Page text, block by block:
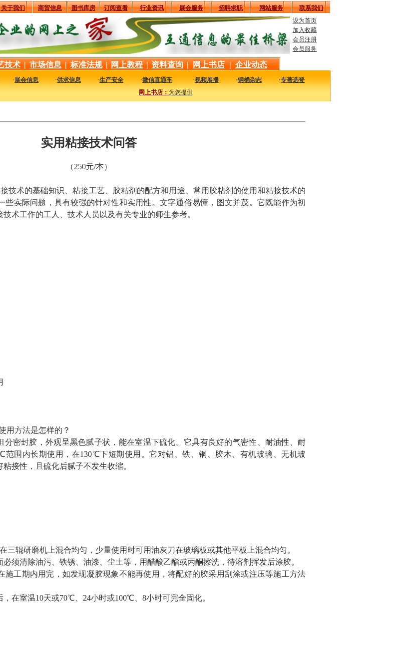
关于我们 商贸信息 图书库房 订阅查看 行业资讯 展会服务 招聘求职 网站服务
联系我们
设为首页
加入收藏
会员注册
会员服务
技术 | 市场信息 | 标准法规 | 网上教程 | 资料查询 | 网上书店 | 企业动态
·展会信息 ·供求信息 ·生产安全 ·微信直通车 ·视频展播 ·钢桶杂志 ·专著选登
网上书店：为您提供最新最实用的图书，包括本站编著的图书及国内各组织内部发行的重要图书，以及行
实用粘接技术问答
（250元/本）
技术的基础知识、粘接工艺、胶粘剂的配方和用途、常用胶粘剂的使用和粘接技术的
些实际问题，具有较强的针对性和实用性。文字通俗易懂，图文并茂。它既能作为初
术工作的工人、技术人员以及有关专业的师生参考。
用方法是怎样的？
分密封胶，外观呈黑色腻子状，能在室温下硫化。它具有良好的气密性、耐油性、耐
范围内长期使用，在130℃下短期使用。它对铝、铁、铜、胶木、有机玻璃、无机玻
接性，且硫化后腻子不发生收缩。
三辊研磨机上混合均匀，少量使用时可用油灰刀在玻璃板或其他平板上混合均匀。
必须清除油污、铁锈、油漆、尘土等，用醋酸乙酯或丙酮擦洗，待溶剂挥发后涂胶。
施工期内用完，如发现凝胶现象不能再使用，将配好的胶采用刮涂或注压等施工方法
，在室温10天或70℃、24小时或100℃、8小时可完全固化。